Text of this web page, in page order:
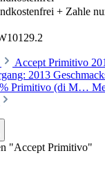
+ Zahle
Accept Primitivo
2013
Primitivo (di M…
"Accept Primitivo"